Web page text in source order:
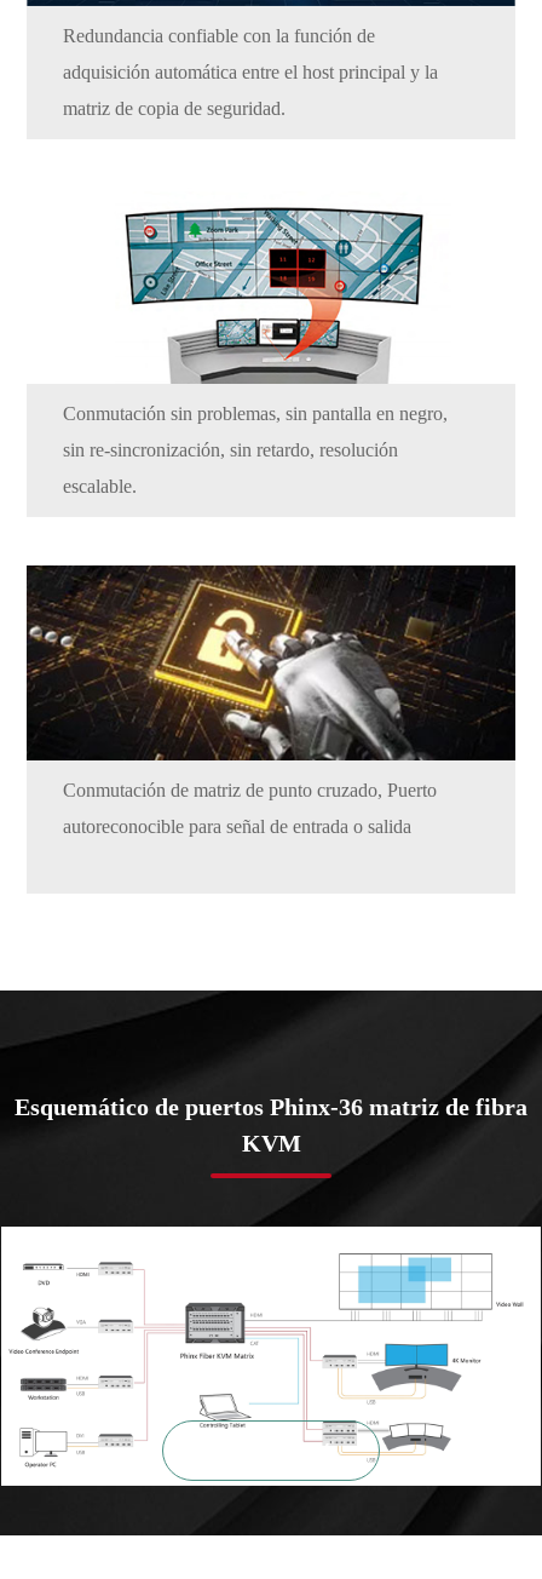
Redundancia confiable con la función de
adquisición automática entre el host principal y la
matriz de copia de seguridad.
Conmutación sin problemas, sin pantalla en negro,
sin re-sincronización, sin retardo, resolución
escalable.
Conmutación de matriz de punto cruzado, Puerto
autoreconocible para señal de entrada o salida
Esquemático de puertos Phinx-36 matriz de fibra
KVM
ZOOM